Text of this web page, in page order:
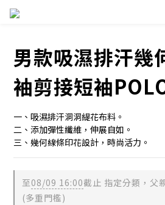
男款吸濕排汗幾
袖剪接短袖
一、吸濕排汗洞洞緹花布料。
二、添加彈性纖維，伸展自如。
三、幾何線條印花設計，時尚活力。
至08/09 16:00截止 指定分類，父
(多重門檻)